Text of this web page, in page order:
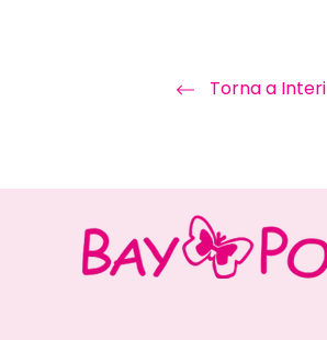
Torna a Interi